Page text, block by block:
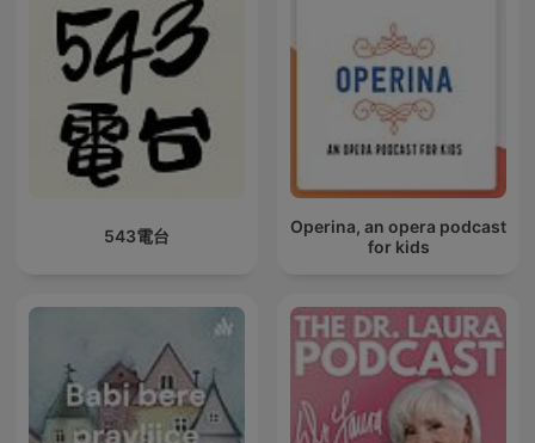
543電台
Operina, an opera podcast
for kids